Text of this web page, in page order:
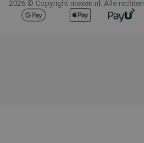
2026 © Copyright mexen.nl. Alle